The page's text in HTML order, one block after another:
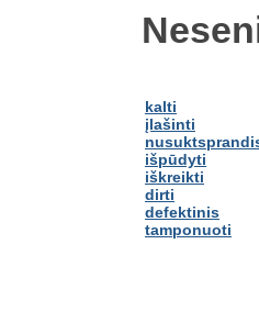
kalti
įlašinti
išpūdyti
iškreikti
dirti
defektinis
tamponuoti